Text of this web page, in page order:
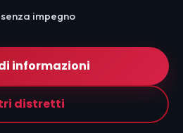
impegno
informazioni
distretti